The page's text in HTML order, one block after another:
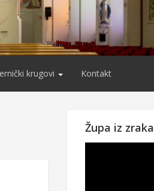
krugovi Kontakt
Župa iz zraka